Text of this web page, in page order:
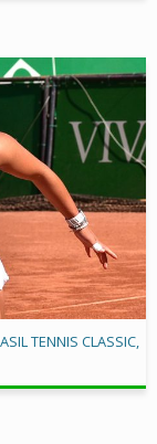
TENNIS CLASSIC,